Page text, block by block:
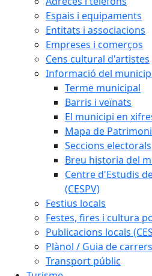
Espais i equipaments
Entitats i associacions
Empreses i comerços
Cens cultural d'artistes
Informació del
Terme municipal
Barris i veïnats
El municipi en
Mapa de
Seccions electorals
Breu historia del
Centre d'Estudis
(CESPV)
Festius locals
Festes, fires i cultura
Publicacions locals
Plànol / Guia de carrers
Transport públic